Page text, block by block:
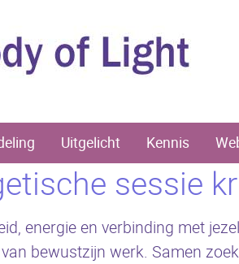
Uitgelicht Kennis
sessie
energie en verbinding met
bewustzijn werk. Samen